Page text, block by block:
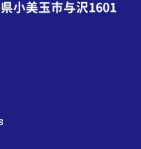
小美玉市与沢1601